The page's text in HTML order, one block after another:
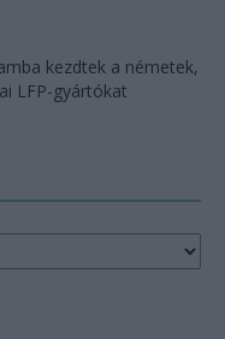
kezdtek a németek,
LFP-gyártókat